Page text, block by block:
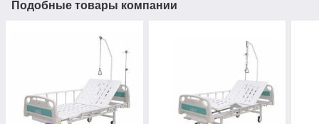
Подобные товары компании